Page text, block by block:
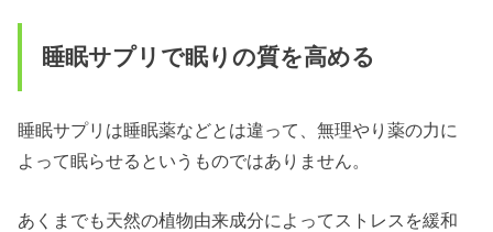
睡眠サプリで眠りの質を高める
睡眠サプリは睡眠薬などとは違って、無理やり薬の力に
よって眠らせるというものではありません。
あくまでも天然の植物由来成分によってストレスを緩和